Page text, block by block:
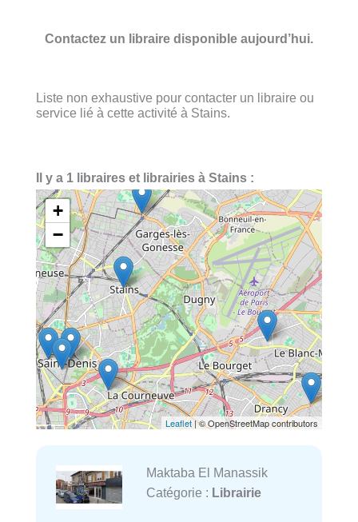
Contactez un libraire disponible aujourd’hui.
Liste non exhaustive pour contacter un libraire ou
service lié à cette activité à Stains.
Il y a 1 libraires et librairies à Stains :
+
−
Leaflet| © OpenStreetMap contributors
Maktaba El Manassik
Catégorie : Librairie